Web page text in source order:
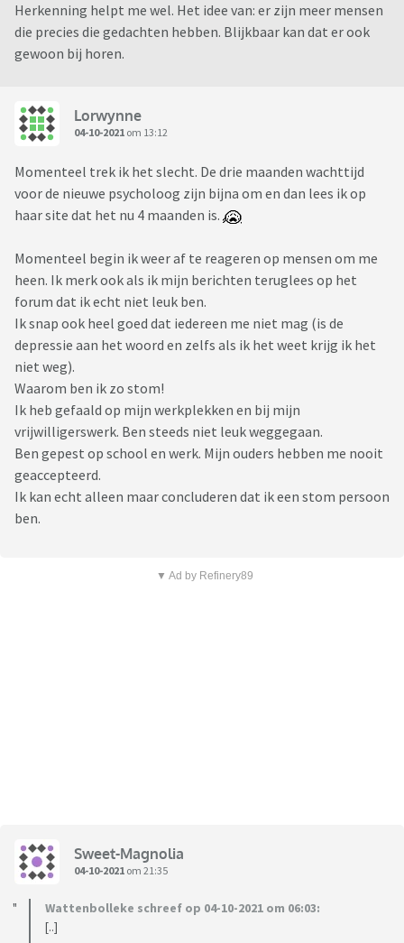
Herkenning helpt me wel. Het idee van: er zijn meer mensen
die precies die gedachten hebben. Blijkbaar kan dat er ook
gewoon bij horen.
Lorwynne
04-10-2021 om 13:12
Momenteel trek ik het slecht. De drie maanden wachttijd
voor de nieuwe psycholoog zijn bijna om en dan lees ik op
haar site dat het nu 4 maanden is.
Momenteel begin ik weer af te reageren op mensen om me
heen. Ik merk ook als ik mijn berichten teruglees op het
forum dat ik echt niet leuk ben.
Ik snap ook heel goed dat iedereen me niet mag (is de
depressie aan het woord en zelfs als ik het weet krijg ik het
niet weg).
Waarom ben ik zo stom!
Ik heb gefaald op mijn werkplekken en bij mijn
vrijwilligerswerk. Ben steeds niet leuk weggegaan.
Ben gepest op school en werk. Mijn ouders hebben me nooit
geaccepteerd.
Ik kan echt alleen maar concluderen dat ik een stom persoon
ben.
▼ Ad by Refinery89
Sweet-Magnolia
04-10-2021 om 21:35
Wattenbolleke schreef op 04-10-2021 om 06:03:
[..]